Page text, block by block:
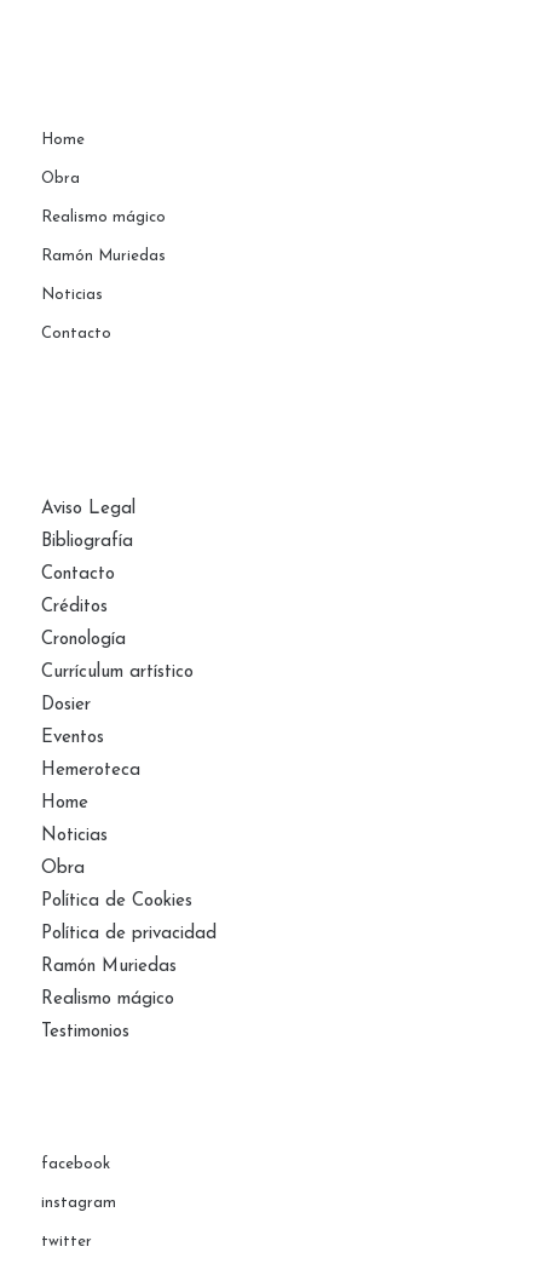
Home
Obra
Realismo mágico
Ramón Muriedas
Noticias
Contacto
Aviso Legal
Bibliografía
Contacto
Créditos
Cronología
Currículum artístico
Dosier
Eventos
Hemeroteca
Home
Noticias
Obra
Política de Cookies
Política de privacidad
Ramón Muriedas
Realismo mágico
Testimonios
facebook
instagram
twitter